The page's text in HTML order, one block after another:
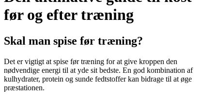
før og efter træning
Skal man spise før træning?
Det er vigtigt at spise før træning for at give kroppen den
nødvendige energi til at yde sit bedste. En god kombination af
kulhydrater, protein og sunde fedtstoffer kan bidrage til at øge
præstationen.